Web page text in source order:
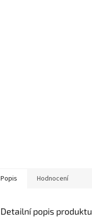
Popis Hodnocení
Detailní popis produktu